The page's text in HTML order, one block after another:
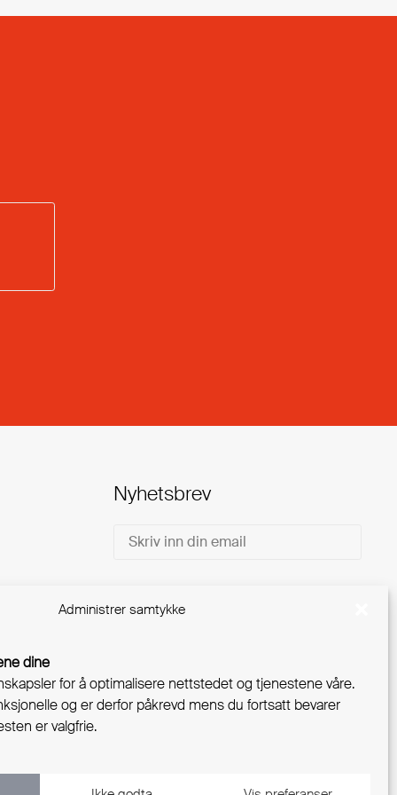
Administrer samtykke
dine
for å optimalisere nettstedet og tjenestene våre.
og er derfor påkrevd mens du fortsatt bevarer
er valgfrie.
Nyhetsbrev